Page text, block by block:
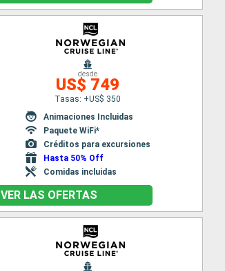
desde
US$ 749
Tasas: +US$ 350
Animaciones Incluidas
Paquete WiFi*
Créditos para excursiones
Hasta 50% Off
Comidas incluidas
VER LAS OFERTAS